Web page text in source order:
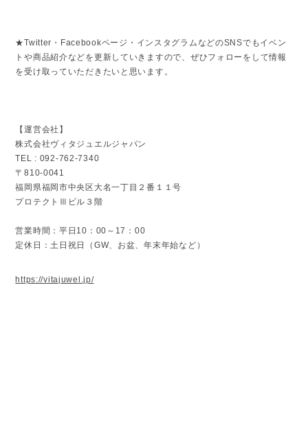
★Twitter・Facebookページ・インスタグラムなどのSNSでもイベン
トや商品紹介などを更新していきますので、ぜひフォローをして情報
を受け取っていただきたいと思います。
【運営会社】
株式会社ヴィタジュエルジャパン
TEL : 092-762-7340
〒810-0041
福岡県福岡市中央区大名一丁目２番１１号
プロテクトⅢビル３階
営業時間：平日10：00～17：00
定休日：土日祝日（GW、お盆、年末年始など）
https://vitajuwel.jp/